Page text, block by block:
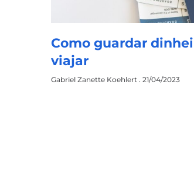
Como guardar
viajar
Gabriel Zanette Koehlert 21/04/2023